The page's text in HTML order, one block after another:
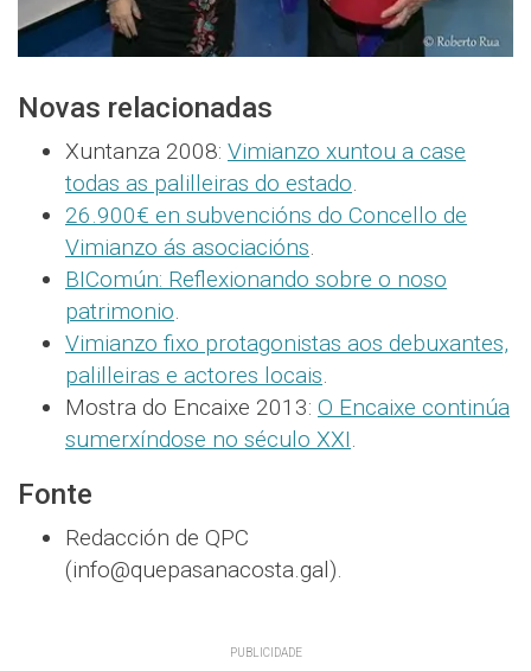
Novas relacionadas
Xuntanza 2008: Vimianzo xuntou a case
todas as palilleiras do estado.
26.900€ en subvencións do Concello de
Vimianzo ás asociacións.
BIComún: Reflexionando sobre o noso
patrimonio.
Vimianzo fixo protagonistas aos debuxantes,
palilleiras e actores locais.
Mostra do Encaixe 2013: O Encaixe continúa
sumerxíndose no século XXI.
Fonte
Redacción de QPC
(info@quepasanacosta.gal).